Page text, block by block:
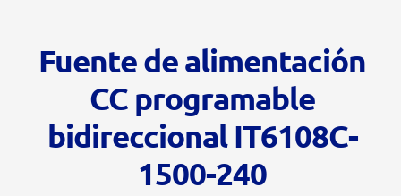
Fuente de alimentación
CC programable
bidireccional IT6108C-
1500-240